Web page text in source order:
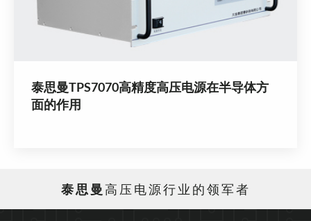
泰思曼TPS7070高精度高压电源在半导体方
面的作用
泰思曼 高压电源行业的领军者